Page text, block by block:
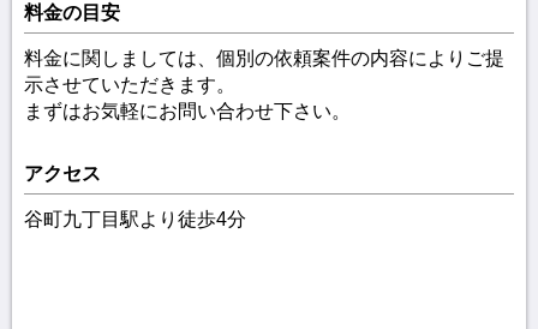
料金の目安
料金に関しましては、個別の依頼案件の内容によりご提
示させていただきます。
まずはお気軽にお問い合わせ下さい。
アクセス
谷町九丁目駅より徒歩4分